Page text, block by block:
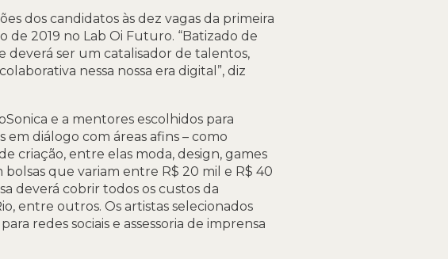
dos candidatos às dez vagas da primeira
de 2019 no Lab Oi Futuro. “Batizado de
deverá ser um catalisador de talentos,
nessa nossa era digital”, diz
e a mentores escolhidos para
diálogo com áreas afins – como
criação, entre elas moda, design, games
que variam entre R$ 20 mil e R$ 40
deverá cobrir todos os custos da
entre outros. Os artistas selecionados
redes sociais e assessoria de imprensa